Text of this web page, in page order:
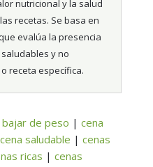
nutricional y la salud
recetas. Se basa en
evalúa la presencia
y no
receta específica.
de peso | cena
cena saludable | cenas
ricas | cenas